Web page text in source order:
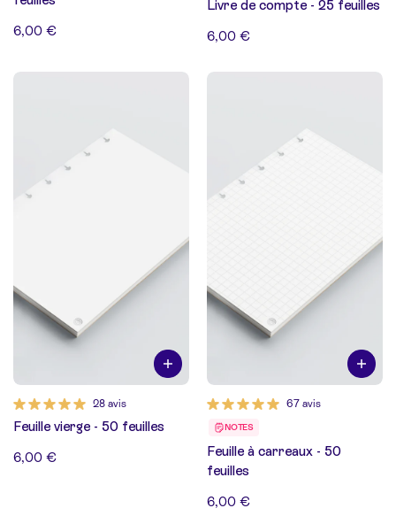
6,00 €
Livre de compte - 25 feuilles
6,00 €
28 avis
Feuille vierge - 50 feuilles
6,00 €
67 avis
NOTES
Feuille à carreaux - 50
feuilles
6,00 €